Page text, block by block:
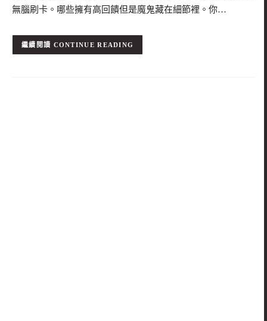
無腦刷卡。哪些擁有高回饋但是魔鬼藏在細節裡。你…
CONTINUE READING